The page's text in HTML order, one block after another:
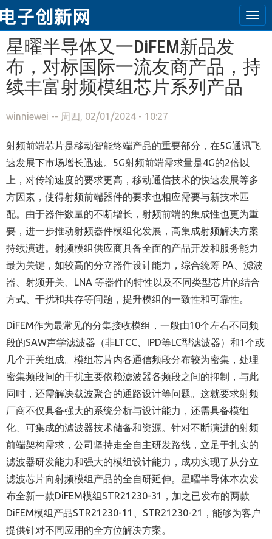
跳转到主要内容
星曜半导体又一DiFEM新品发
布，对标国际一流友商产品，持
续丰富射频模组芯片系列产品
winniewei -- 周四, 02/01/2024 - 10:27
射频前端芯片是移动智能终端产品的重要部分，在5G通讯飞
速发展下市场增长迅速。5G射频前端需求量是4G的2倍以
上，对传输速度的要求更高，移动通信技术的快速发展等多
方因素，使得射频前端器件的要求也相应需要与新技术匹
配。由于器件数量的不断增长，射频前端的集成性也更为重
要，进一步推动射频器件模组化发展，高集成射频解决方案
持续演进。射频模组供应商具备全面的产品开发和服务能力
最为关键，如较高的分立器件设计能力，综合统筹 PA、滤波
器、射频开关、LNA 等器件的特性以及不同类型芯片的结合
方式、干扰和共存等问题，提升模组的一致性和可靠性。
DiFEM作为最常见的分集接收模组，一般由10个左右不同频
段的SAW声学滤波器（非LTCC、IPD等LC型滤波器）和1个或
几个开关组成。模组芯片内各通信频段分布较为密集，处理
密集频段间的干扰主要依赖滤波器各频段之间的抑制，与此
同时，还需解决载波聚合的通路设计等问题。这就要求射频
厂商不仅具备强大的系统分析与设计能力，还需具备模组
化、可集成的滤波器技术储备和资源。针对不断演进的射频
前端架构需求，公司坚持走全自主研发路线，立足于扎实的
滤波器研发能力和强大的模组设计能力，成功实现了从分立
滤波芯片向射频模组产品的全自研延伸。星曜半导体本次发
布全新一款DiFEM模组STR21230-31，加之已发布的两款
DiFEM模组产品STR21230-11、STR21230-21，能够为客户
提供针对不同应用的全方位解决方案。